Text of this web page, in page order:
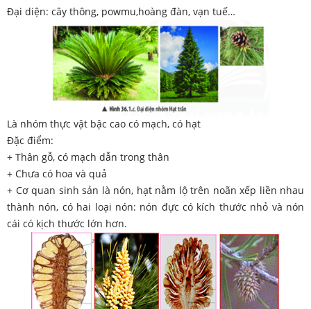
Đại diện: cây thông, powmu,hoàng đàn, vạn tuế…
Là nhóm thực vật bậc cao có mạch, có hạt
Đặc điểm:
+ Thân gỗ, có mạch dẫn trong thân
+ Chưa có hoa và quả
+ Cơ quan sinh sản là nón, hạt nằm lộ trên noãn xếp liền nhau
thành nón, có hai loại nón: nón đực có kích thước nhỏ và nón
cái có kịch thước lớn hơn.